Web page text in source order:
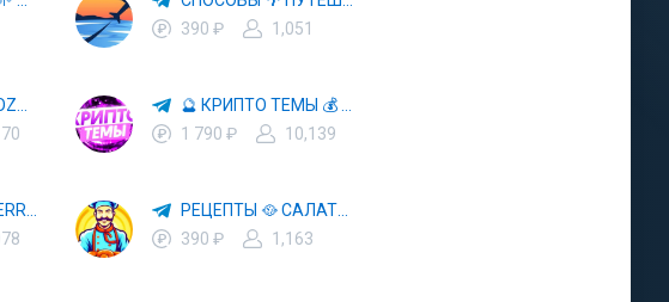
390 ₽
1,051
1 790 ₽
10,139
390 ₽
1,163